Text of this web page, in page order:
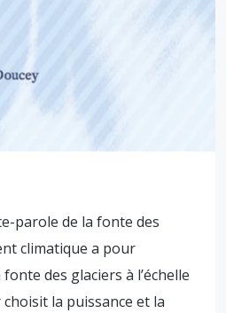
parole de la fonte des
climatique a pour
des glaciers à l’échelle
la puissance et la